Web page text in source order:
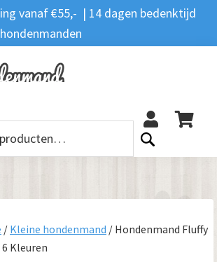
vanaf €55,- | 14 dagen bedenktijd
/ Kleine hondenmand / Hondenmand Fluffy
6 Kleuren